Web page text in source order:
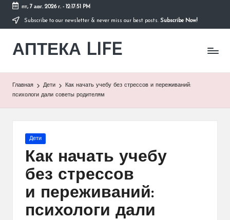
Перейти
содержимому
пт, 7 авг. 2026 г.- 12:17:51 PM
Subscribe to our newsletter & never miss our best posts. Subscribe Now!
АПТЕКА LIFE
сайт
Главная Дети
Как начать учебу без стрессов и переживаний:
психологи дали советы родителям
Опубликовано
Дети
Как начать учебу
без стрессов
и переживаний:
психологи дали